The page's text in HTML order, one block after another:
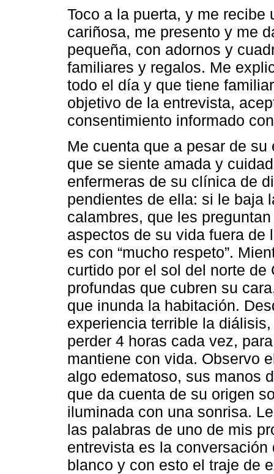
Toco a la puerta, y me
cariñosa, me presento y me
pequeña, con adornos y
familiares y regalos. Me
todo el día y que tiene
objetivo de la entrevista,
consentimiento informado
Me cuenta que a pesar de
que se siente amada y
enfermeras de su clínica de
pendientes de ella: si le baja
calambres, que les
aspectos de su vida fuera de
es con “mucho respeto”.
curtido por el sol del norte
profundas que cubren su
que inunda la habitación.
experiencia terrible la
perder 4 horas cada vez,
mantiene con vida. Observo
algo edematoso, sus manos
que da cuenta de su origen
iluminada con una sonrisa.
las palabras de uno de mis
entrevista es la
blanco y con esto el traje de